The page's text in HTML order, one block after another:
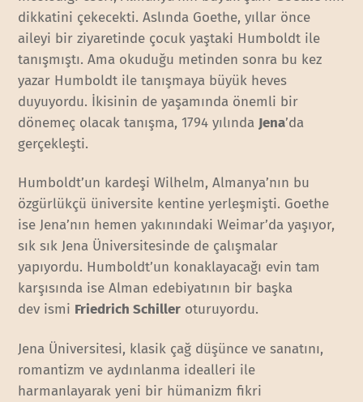
dikkatini çekecekti. Aslında Goethe, yıllar önce
aileyi bir ziyaretinde çocuk yaştaki Humboldt ile
tanışmıştı. Ama okuduğu metinden sonra bu kez
yazar Humboldt ile tanışmaya büyük heves
duyuyordu. İkisinin de yaşamında önemli bir
dönemeç olacak tanışma, 1794 yılında Jena’da
gerçekleşti.
Humboldt’un kardeşi Wilhelm, Almanya’nın bu
özgürlükçü üniversite kentine yerleşmişti. Goethe
ise Jena’nın hemen yakınındaki Weimar’da yaşıyor,
sık sık Jena Üniversitesinde de çalışmalar
yapıyordu. Humboldt’un konaklayacağı evin tam
karşısında ise Alman edebiyatının bir başka
dev ismi Friedrich Schiller oturuyordu.
Jena Üniversitesi, klasik çağ düşünce ve sanatını,
romantizm ve aydınlanma idealleri ile
harmanlayarak yeni bir hümanizm fikri